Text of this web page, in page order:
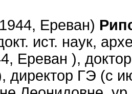
Ереван)
ист. наук,
Ереван ),
директор ГЭ (с